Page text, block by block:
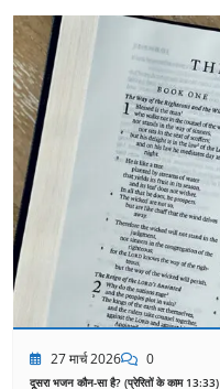
27 मार्च 2026 0
दूसरा भजन कौन-सा है? (प्रेरितों के काम 13:33)